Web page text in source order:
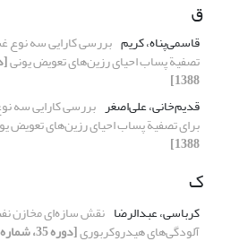
ق
قاسمی‌پناه، کریم بررسی کارایی سه
تصفیة پساب احیای رزین‌های تعویض یونی
1388]
قدیم‌خانی، علی‌اصغر بررسی کارایی سه
برای تصفیة پساب احیای رزین‌های تعویض
1388]
ک
کرباسی، عبدالرضا نقش ‌سازه‌ای مخازن
آلودگی‌های هیدروکربوری[دوره 35، شماره 51، 1388]